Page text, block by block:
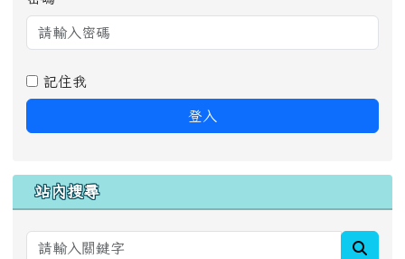
記住我
登入
站內搜尋